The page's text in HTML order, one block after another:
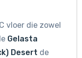
vloer die zowel
Gelasta
Desert de